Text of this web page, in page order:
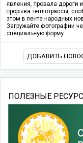
явления, провала дороги
прорыва теплотрассы,
этом в ленте народных
Загружайте фотографии
специальную форму.
ДОБАВИТЬ
ПОЛЕЗНЫЕ